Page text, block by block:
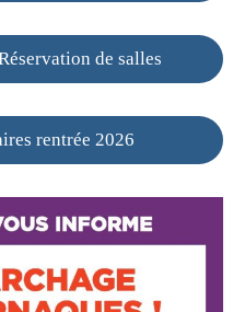
de salles
rentrée 2026